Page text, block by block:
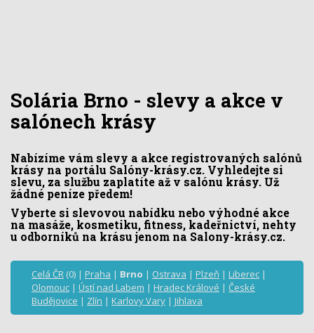
Solária Brno - slevy a akce v
salónech krásy
Nabízíme vám slevy a akce registrovaných salónů
krásy na portálu Salóny-krásy.cz. Vyhledejte si
slevu, za službu zaplatíte až v salónu krásy. Už
žádné peníze předem!
Vyberte si slevovou nabídku nebo výhodné akce
na masáže, kosmetiku, fitness, kadeřnictví, nehty
u odborníků na krásu jenom na Salony-krásy.cz.
Celá ČR (0) | Praha | Brno | Ostrava | Plzeň | Liberec |
Olomouc | Ústí nad Labem | Hradec Králové | České
Budějovice | Zlín | Karlovy Vary | Jihlava